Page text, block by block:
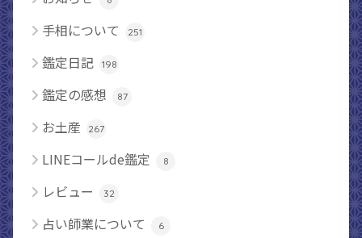
手相について 251
鑑定日記 198
鑑定の感想 87
お土産 267
LINEコールde鑑定 8
レビュー 32
占い師業について 6